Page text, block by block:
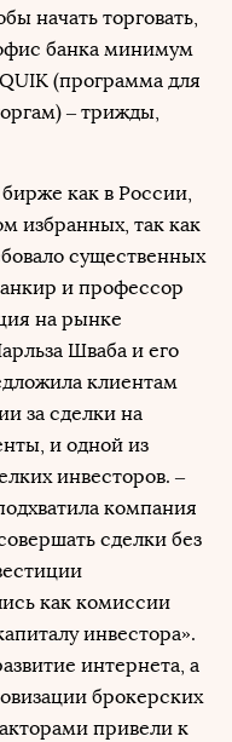
начать торговать,
банка минимум
(программа для
‒ трижды,
как в России,
избранных, так как
существенных
и профессор
на рынке
Шваба и его
клиентам
за сделки на
и одной из
инвесторов. –
компания
сделки без
как комиссии
инвестора».
интернета, а
брокерских
привели к